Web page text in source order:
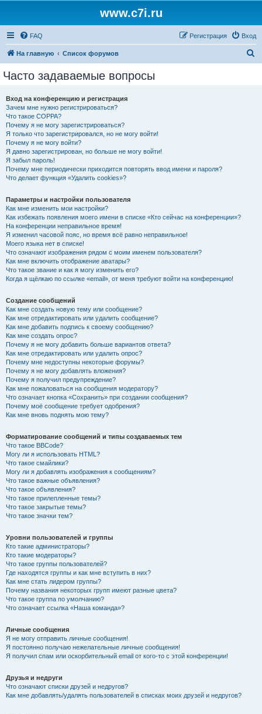
www.c7i.ru
FAQ Вход
Регистрация
На главную Список форумов
Часто задаваемые вопросы
Вход на конференцию и регистрация
Зачем мне нужно регистрироваться?
Что такое COPPA?
Почему я не могу зарегистрироваться?
Я только что зарегистрировался, но не могу войти!
Почему я не могу войти?
Я давно зарегистрирован, но больше не могу войти!
Я забыл пароль!
Почему мне периодически приходится повторять ввод имени и пароля?
Что делает функция «Удалить cookies»?
Параметры и настройки пользователя
Как мне изменить мои настройки?
Как избежать появления моего имени в списке «Кто сейчас на конференции»?
На конференции неправильное время!
Я изменил часовой пояс, но время всё равно неправильное!
Моего языка нет в списке!
Что означают изображения рядом с моим именем пользователя?
Как мне включить отображение аватары?
Что такое звание и как я могу изменить его?
Когда я щёлкаю по ссылке «email», от меня требуют войти на конференцию!
Создание сообщений
Как мне создать новую тему или сообщение?
Как мне отредактировать или удалить сообщение?
Как мне добавить подпись к своему сообщению?
Как мне создать опрос?
Почему я не могу добавить больше вариантов ответа?
Как мне отредактировать или удалить опрос?
Почему мне недоступны некоторые форумы?
Почему я не могу добавлять вложения?
Почему я получил предупреждение?
Как мне пожаловаться на сообщения модератору?
Что означает кнопка «Сохранить» при создании сообщения?
Почему моё сообщение требует одобрения?
Как мне вновь поднять мою тему?
Форматирование сообщений и типы создаваемых тем
Что такое BBCode?
Могу ли я использовать HTML?
Что такое смайлики?
Могу ли я добавлять изображения к сообщениям?
Что такое важные объявления?
Что такое объявления?
Что такое прилепленные темы?
Что такое закрытые темы?
Что такое значки тем?
Уровни пользователей и группы
Кто такие администраторы?
Кто такие модераторы?
Что такое группы пользователей?
Где находятся группы и как мне вступить в них?
Как мне стать лидером группы?
Почему названия некоторых групп имеют разные цвета?
Что такое группа по умолчанию?
Что означает ссылка «Наша команда»?
Личные сообщения
Я не могу отправить личные сообщения!
Я постоянно получаю нежелательные личные сообщения!
Я получил спам или оскорбительный email от кого-то с этой конференции!
Друзья и недруги
Что означают списки друзей и недругов?
Как мне добавлять/удалять пользователей в списках моих друзей и недругов?